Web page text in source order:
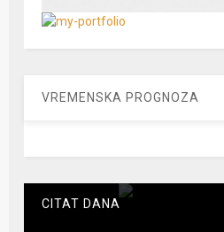
VREMENSKA PROGNOZA
CITAT DANA